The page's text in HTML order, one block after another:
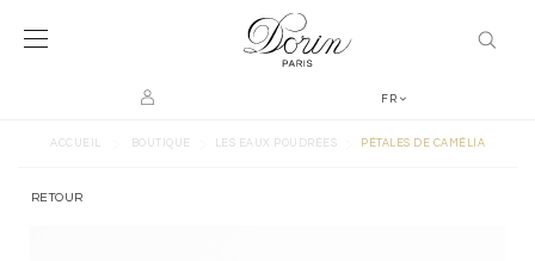
FR
ACCUEIL BOUTIQUE LES EAUX POUDRÉES PÉTALES DE CAMÉLIA
RETOUR